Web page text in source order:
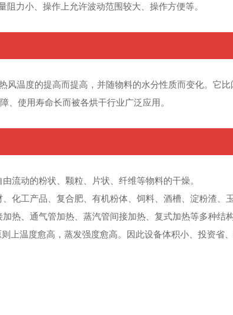
力小、操作上允许波动范围较大、操作方便等。
风温度的提高而提高，并随物料的水分性质而变化。它
、使用寿命长而被各烘干行业广泛应用。
流动的粉状、颗粒、片状、纤维等物料的干燥。
化工产品、复合肥、有机粉体、饲料、酒槽、淀粉渣、
热、通气管加热、蒸汽管间接加热、复式加热等多种结构
温度愈高，蒸发强度愈高。因此设备体积小、投资省、